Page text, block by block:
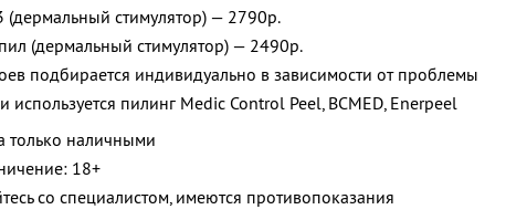
(дермальный стимулятор) — 2790р.
(дермальный стимулятор) — 2490р.
подбирается индивидуально в зависимости от проблемы
используется пилинг Medic Control Peel, BCMED, Enerpeel
только наличными
18+
со специалистом, имеются противопоказания